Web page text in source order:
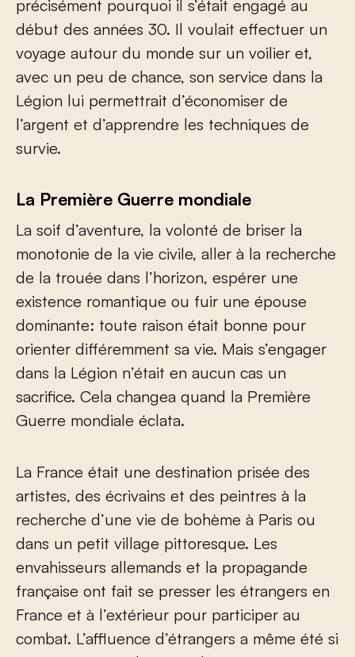
précisément pourquoi il s’était engagé au
début des années 30. Il voulait effectuer un
voyage autour du monde sur un voilier et,
avec un peu de chance, son service dans la
Légion lui permettrait d’économiser de
l’argent et d’apprendre les techniques de
survie.
La Première Guerre mondiale
La soif d’aventure, la volonté de briser la
monotonie de la vie civile, aller à la recherche
de la trouée dans l’horizon, espérer une
existence romantique ou fuir une épouse
dominante: toute raison était bonne pour
orienter différemment sa vie. Mais s’engager
dans la Légion n’était en aucun cas un
sacrifice. Cela changea quand la Première
Guerre mondiale éclata.
La France était une destination prisée des
artistes, des écrivains et des peintres à la
recherche d’une vie de bohème à Paris ou
dans un petit village pittoresque. Les
envahisseurs allemands et la propagande
française ont fait se presser les étrangers en
France et à l’extérieur pour participer au
combat. L’affluence d’étrangers a même été si